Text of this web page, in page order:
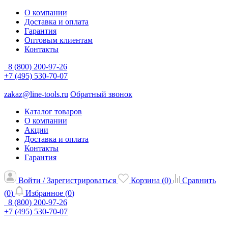
О компании
Доставка и оплата
Гарантия
Оптовым клиентам
Контакты
8 (800) 200-97-26
+7 (495) 530-70-07
zakaz@line-tools.ru Обратный звонок
Каталог товаров
О компании
Акции
Доставка и оплата
Контакты
Гарантия
Войти / Зарегистрироваться Корзина (0)
Сравнить
(0) Избранное (0)
8 (800) 200-97-26
+7 (495) 530-70-07